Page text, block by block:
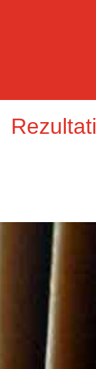
Rezultati